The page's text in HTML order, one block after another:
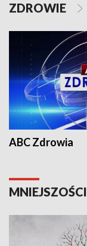
ZDROWIE
ABC Zdrowia
MNIEJSZOŚCI